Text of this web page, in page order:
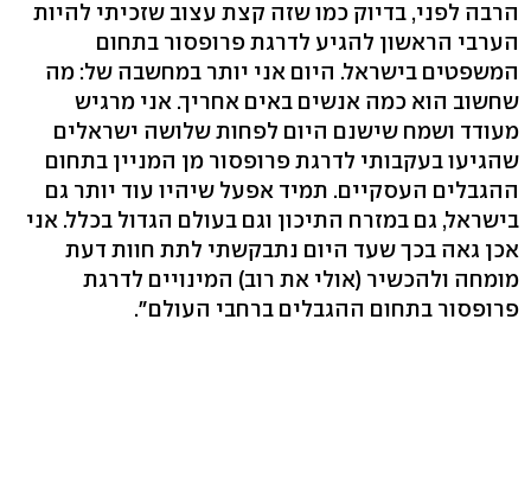
הרבה לפני, בדיוק כמו שזה קצת עצוב שזכיתי להיות
הערבי הראשון להגיע לדרגת פרופסור בתחום
המשפטים בישראל. היום אני יותר במחשבה של: מה
שחשוב הוא כמה אנשים באים אחריך. אני מרגיש
מעודד ושמח שישנם היום לפחות שלושה ישראלים
שהגיעו בעקבותי לדרגת פרופסור מן המניין בתחום
ההגבלים העסקיים. תמיד אפעל שיהיו עוד יותר גם
בישראל, גם במזרח התיכון וגם בעולם הגדול בכלל. אני
אכן גאה בכך שעד היום נתבקשתי לתת חוות דעת
מומחה ולהכשיר (אולי את רוב) המינויים לדרגת
פרופסור בתחום ההגבלים ברחבי העולם".